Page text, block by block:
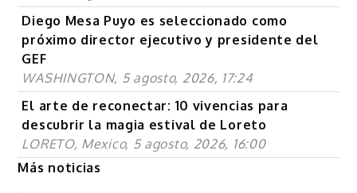
Diego Mesa Puyo es seleccionado como
próximo director ejecutivo y presidente del
GEF
WASHINGTON, 5 agosto, 2026, 17:24
El arte de reconectar: 10 vivencias para
descubrir la magia estival de Loreto
LORETO, Mexico, 5 agosto, 2026, 16:00
Más noticias